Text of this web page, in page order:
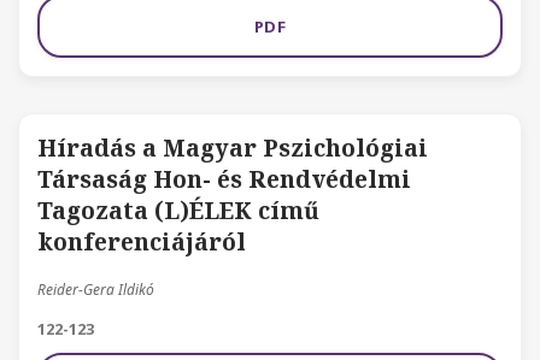
PDF
Híradás a Magyar Pszichológiai
Társaság Hon- és Rendvédelmi
Tagozata (L)ÉLEK című
konferenciájáról
Reider-Gera Ildikó
122-123